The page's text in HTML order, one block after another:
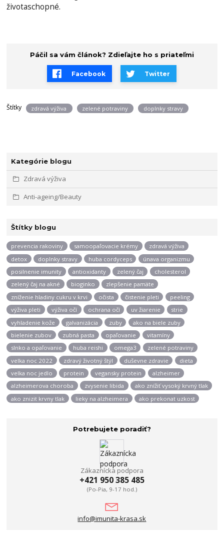
Kategórie blogu
Zdravá výživa
Anti-ageing/Beauty
Štítky blogu
prevencia rakoviny samoopaľovacie krémy
zdravá výživa
detox
doplnky stravy huba cordyceps
únava organizmu
posilnenie imunity
antioxidanty zelený čaj
cholesterol
zelený čaj na akné
bioginko
zlepšenie pamäte
zníženie hladiny cukru v krvi
očista čistenie pleti
peeling
výživa pleti
výživa očí ochrana očí uv žiarenie
strie
vyhladenie kože
galvanizácia zuby
ako na biele zuby
bielenie zubov
zubná pasta opaľovanie
vitamíny
slnko a opaľovanie
huba reishi omega3
zelené potraviny
velka noc 2022
zdravý životný štýl duševne zdravie
dieta
velka noc jedlo
protein vegansky protein
alzheimer
alzheimerova choroba
zvysenie libida
ako znížiť vysoký krvný tlak
ako znizit krvny tlak
lieky na alzheimera ako prekonat uzkost
Potrebujete poradiť?
Zákaznícka podpora
+421 950 385 485
(Po-Pia, 9-17 hod.)
info@imunita-krasa.sk
životaschopné.
Páčil sa vám článok? Zdieľajte ho s priateľmi
Facebook Twitter
Štítky zdravá výživa zelené potraviny doplnky stravy